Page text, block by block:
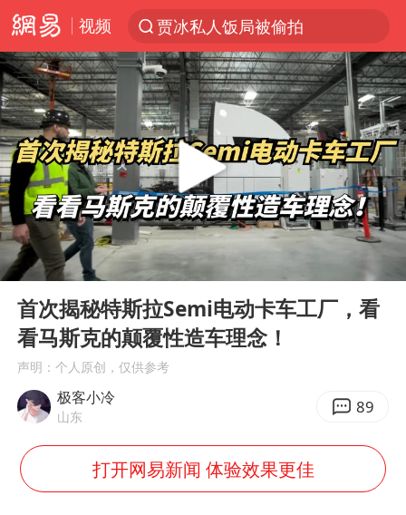
视频
贾冰私人饭局被偷拍
台风“白海豚”登陆 各地各部门全力应对
奥沙利文晋级斯诺克中国公开赛16强
路虎卫士110 HSE限时降价
我国发现稀散金属独立新矿物——乌斯河锗矿
上海鼓励居家办公
部分银行上调存款利率
小沈阳加盟《披荆斩棘》
新疆生产建设兵团生态环境局原局长被查
朱一龙的鼻子怎么了
大疆错失宇树
5万小车卖不动 微型代步车集体遇冷
4.2平卫生间补漏注胶花1.55万
周星驰妈妈现身香港首映礼
Play
00:00
首次揭秘特斯拉Semi电动卡车工厂，看
看马斯克的颠覆性造车理念！
声明：个人原创，仅供参考
极客小冷
山东 89
打开网易新闻 体验效果更佳